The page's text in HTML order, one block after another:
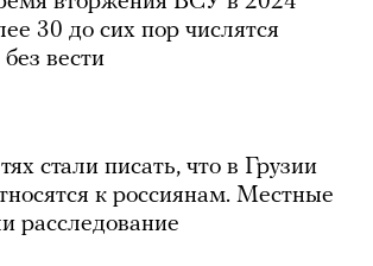
30 до сих пор числятся
вести
стали писать, что в Грузии
к россиянам. Местные
расследование